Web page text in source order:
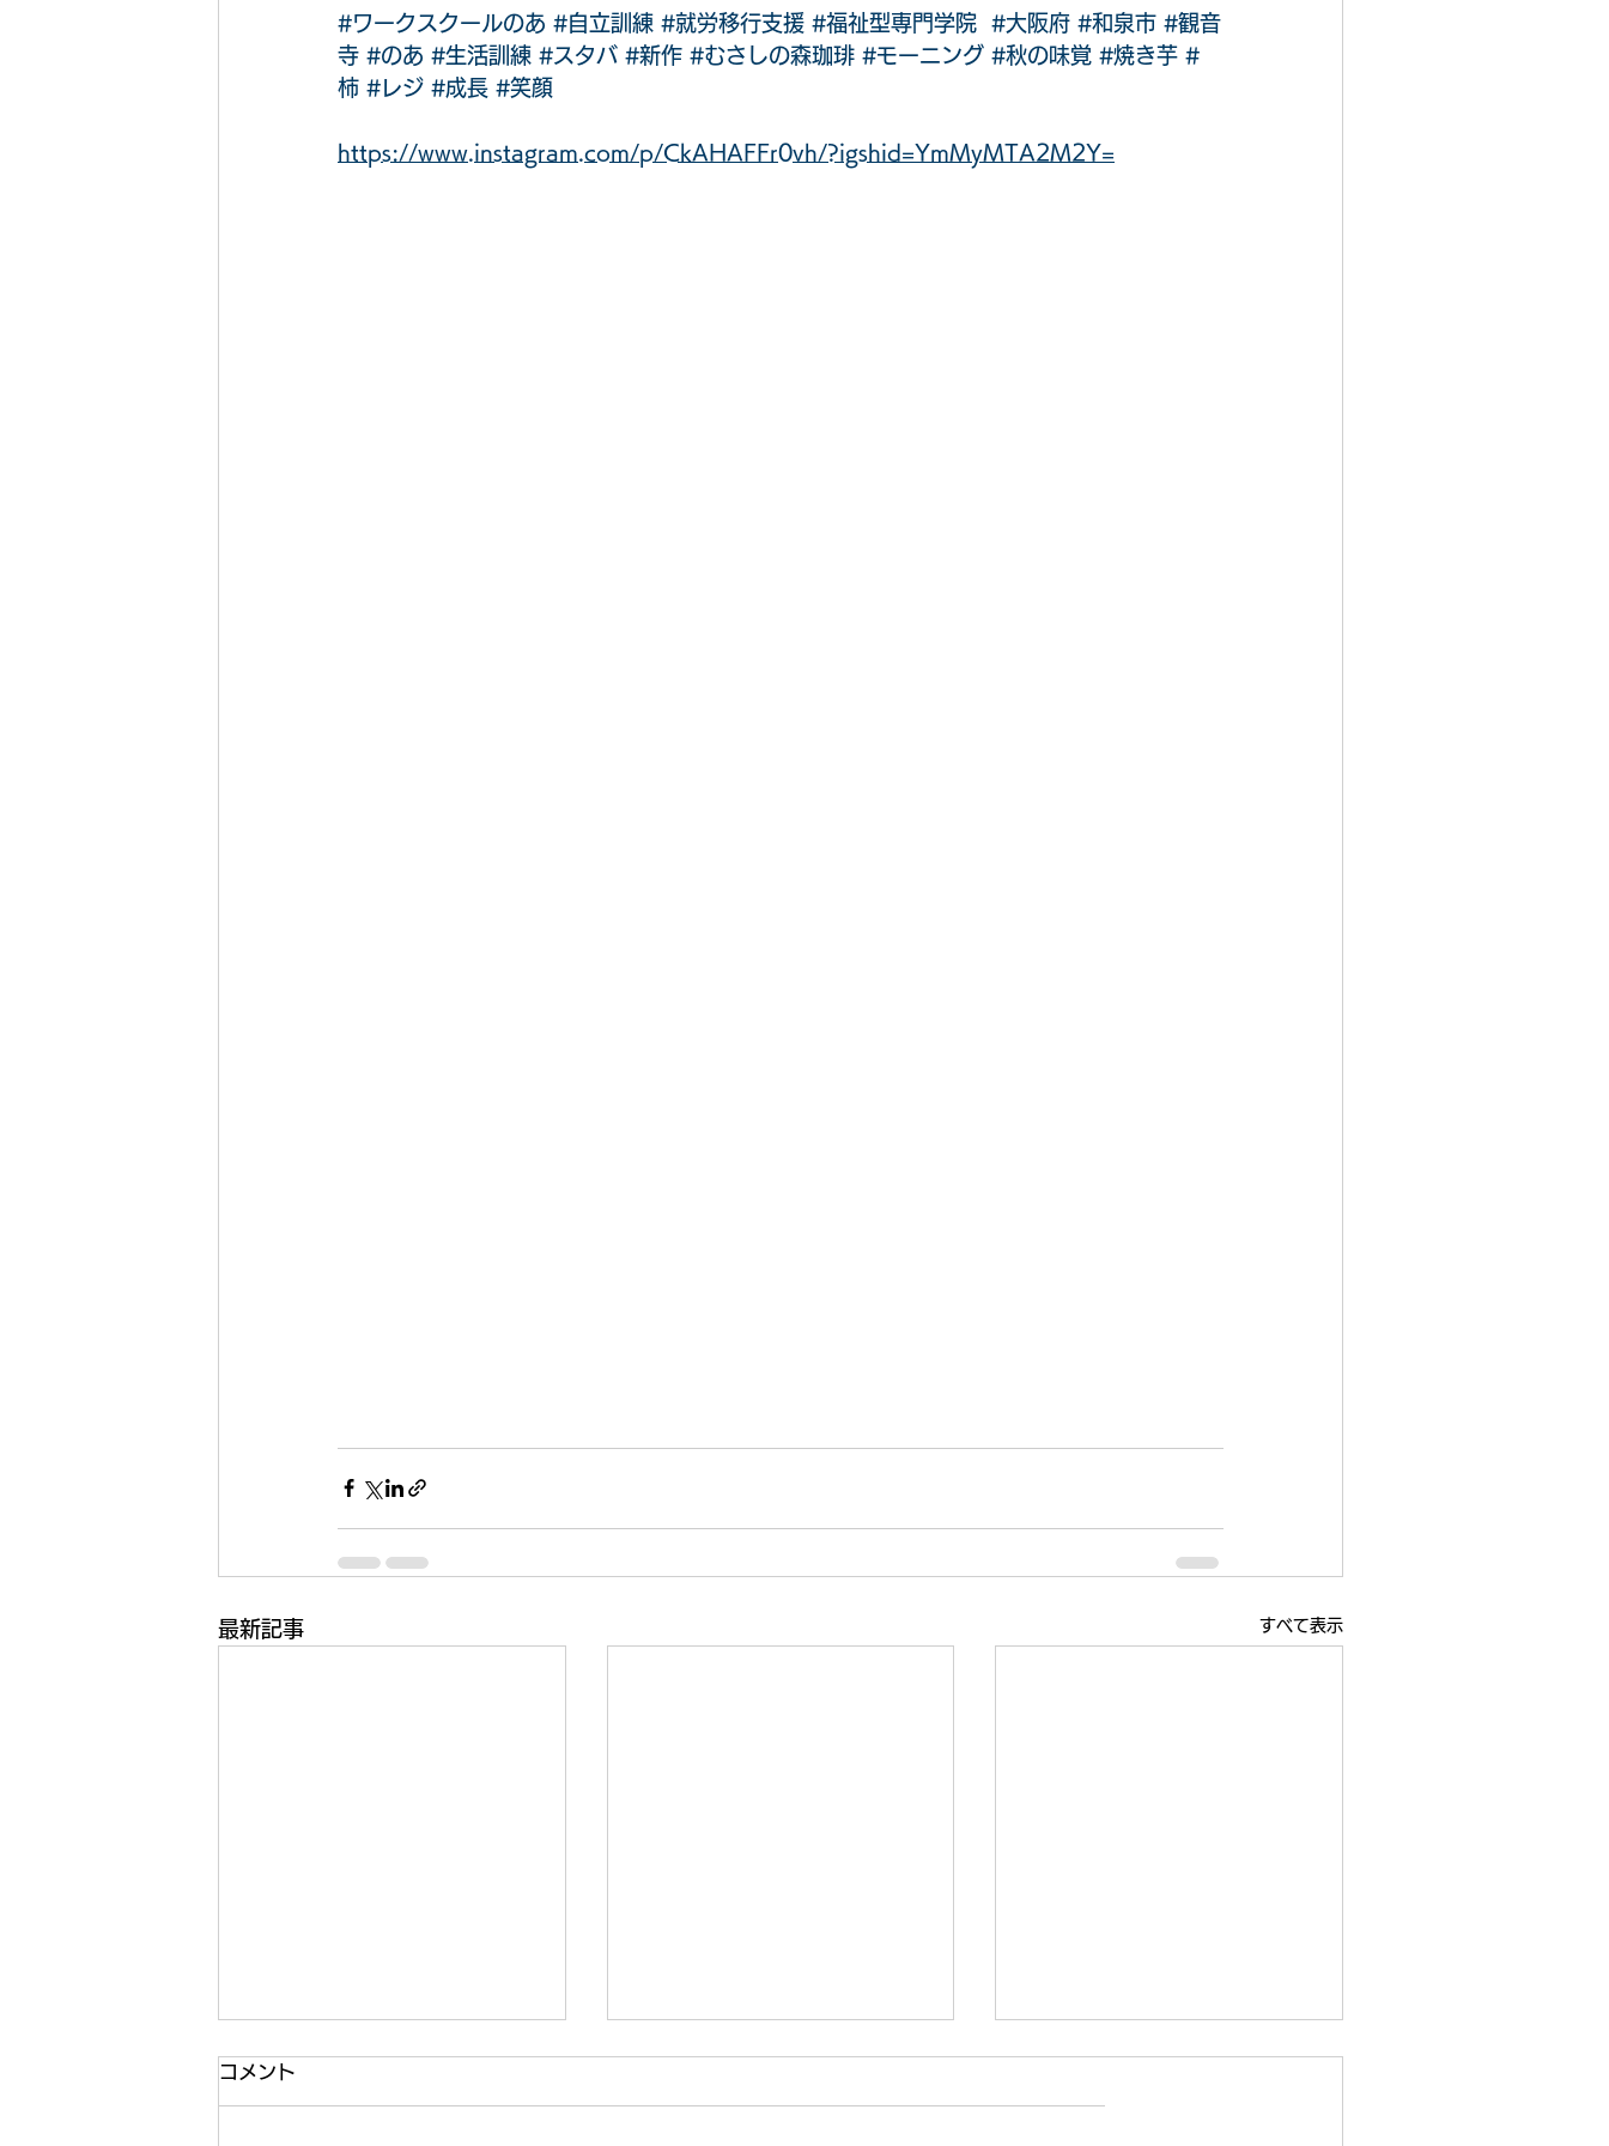
#ワークスクールのあ #自立訓練 #就労移行支援 #福祉型専門学院 #大阪府 #和泉市 #観音
寺 #のあ #生活訓練 #スタバ #新作 #むさしの森珈琲 #モーニング #秋の味覚 #焼き芋 #
柿 #レジ #成長 #笑顔
https://www.instagram.com/p/CkAHAFFr0vh/?igshid=YmMyMTA2M2Y=
最新記事 すべて表示
コメント